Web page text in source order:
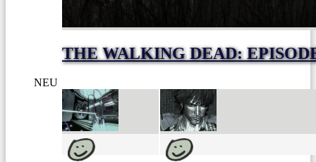
THE WALKING DEAD:
NEU